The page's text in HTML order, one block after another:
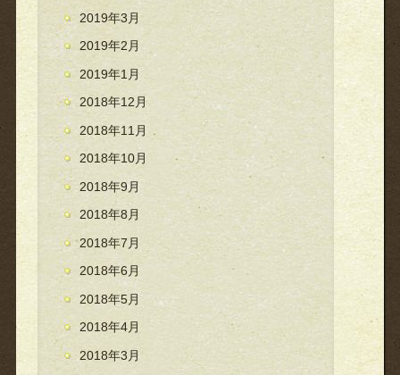
2019年3月
2019年2月
2019年1月
2018年12月
2018年11月
2018年10月
2018年9月
2018年8月
2018年7月
2018年6月
2018年5月
2018年4月
2018年3月